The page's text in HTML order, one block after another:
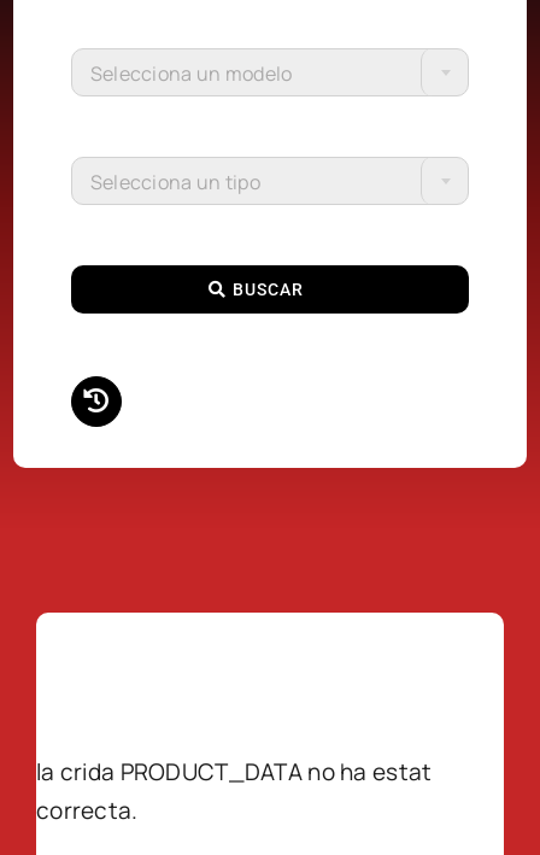
Selecciona un modelo
Selecciona un tipo
BUSCAR
la crida PRODUCT_DATA no ha estat
correcta.